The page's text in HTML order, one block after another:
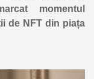
momentul
de NFT din piața